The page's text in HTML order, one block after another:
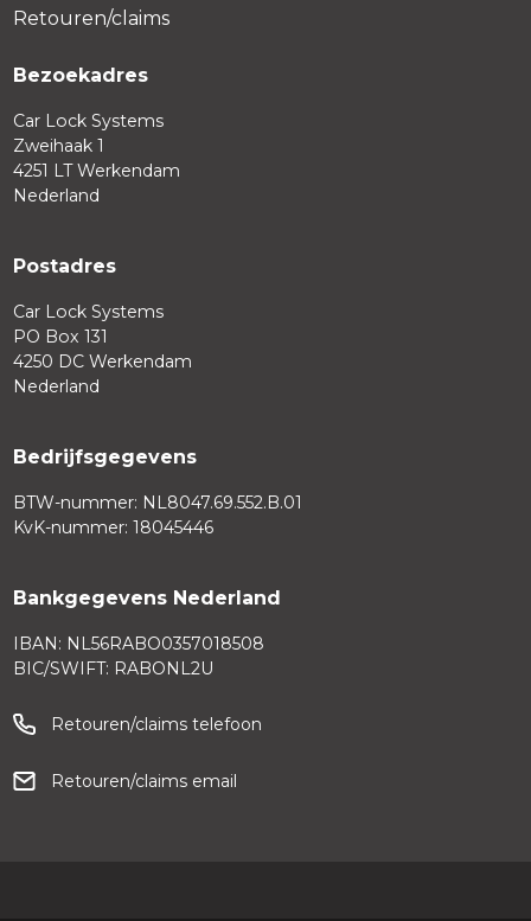
Retouren/claims
Bezoekadres
Car Lock Systems
Zweihaak 1
4251 LT Werkendam
Nederland
Postadres
Car Lock Systems
PO Box 131
4250 DC Werkendam
Nederland
Bedrijfsgegevens
BTW-nummer: NL8047.69.552.B.01
KvK-nummer: 18045446
Bankgegevens Nederland
IBAN: NL56RABO0357018508
BIC/SWIFT: RABONL2U
Retouren/claims telefoon
Retouren/claims email